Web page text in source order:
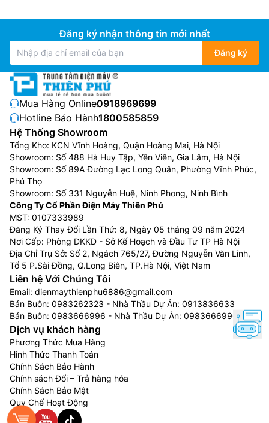
Dàn tản nhiệt chống ăn mòn
Cánh trao đổi tản nhiệt trên dàn nóngđiều hòa Đaikin
inverter 2 chiều FTHF25XVMV/RHF25XVMV được áp
dụng các cách xử lý chống ăn mòn đặc biệt: được sơn
bằng 02 lớp sơn tĩnh điện, bề mặt cánh còn được phủ
một lớp nhựa acrylic mỏng để tăng khả năng chống
mưa acid và sự ăn mòn của muối gió biển.
Môi chất lạnh R32
Đăng ký nhận thông tin mới nhất
Đăng ký
Mua Hàng Online:0918969699
Hotline Bảo Hành:1800585859
Hệ Thống Showroom
Tổng Kho: KCN Vĩnh Hoàng, Quận Hoàng Mai, Hà Nội
Showroom: Số 488 Hà Huy Tập, Yên Viên, Gia Lâm, Hà Nội
Showroom: Số 89A Đường Lạc Long Quân, Phường Vĩnh Phúc,
Phú Thọ
Showroom: Số 331 Nguyễn Huệ, Ninh Phong, Ninh Bình
Công Ty Cổ Phần Điện Máy Thiên Phú
MST: 0107333989
Đăng Ký Thay Đổi Lần Thứ: 8, Ngày 05 tháng 09 năm 2024
Nơi Cấp: Phòng DKKD - Sở Kế Hoạch và Đầu Tư TP Hà Nội
Địa Chỉ Trụ Sở: Số 2, Ngách 765/27, Đường Nguyễn Văn Linh,
Tổ 5 P.Sài Đồng, Q.Long Biên, TP.Hà Nội, Việt Nam
Liên hệ Với Chúng Tôi
Email: dienmaythienphu6886@gmail.com
Bán Buôn: 0983262323 - Nhà Thầu Dự Án: 0913836633
Bán Buôn: 0983666996 - Nhà Thầu Dự Án: 0983666996
Dịch vụ khách hàng
Phương Thức Mua Hàng
Hình Thức Thanh Toán
Chính Sách Bảo Hành
Chính sách Đổi – Trả hàng hóa
Chính Sách Bảo Mật
Quy Chế Hoạt Động